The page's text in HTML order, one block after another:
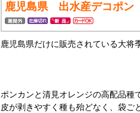
鹿児島県 出水産デコポ
鹿児島県だけに販売されている大将
ポンカンと清見オレンジの高配品種
皮が剥きやすく種も殆どなく、袋ご